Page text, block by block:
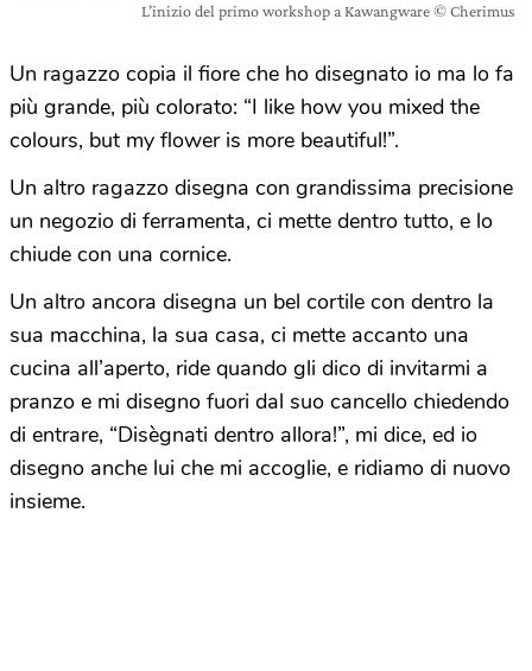
L’inizio del primo workshop a Kawangware © Cherimus
Un ragazzo copia il fiore che ho disegnato io ma lo fa
più grande, più colorato: “I like how you mixed the
colours, but my flower is more beautiful!”.
Un altro ragazzo disegna con grandissima precisione
un negozio di ferramenta, ci mette dentro tutto, e lo
chiude con una cornice.
Un altro ancora disegna un bel cortile con dentro la
sua macchina, la sua casa, ci mette accanto una
cucina all’aperto, ride quando gli dico di invitarmi a
pranzo e mi disegno fuori dal suo cancello chiedendo
di entrare, “Disègnati dentro allora!”, mi dice, ed io
disegno anche lui che mi accoglie, e ridiamo di nuovo
insieme.